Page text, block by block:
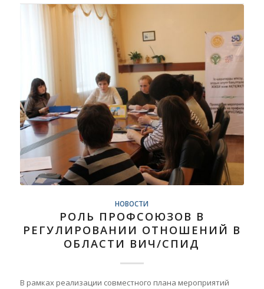
НОВОСТИ
РОЛЬ ПРОФСОЮЗОВ В
РЕГУЛИРОВАНИИ ОТНОШЕНИЙ В
ОБЛАСТИ ВИЧ/СПИД
В рамках реализации совместного плана мероприятий